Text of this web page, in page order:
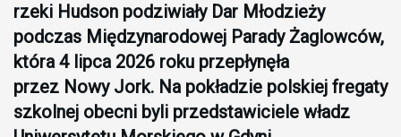
rzeki Hudson podziwiały Dar Młodzieży
podczas Międzynarodowej Parady Żaglowców,
która 4 lipca 2026 roku przepłynęła
przez Nowy Jork. Na pokładzie polskiej fregaty
szkolnej obecni byli przedstawiciele władz